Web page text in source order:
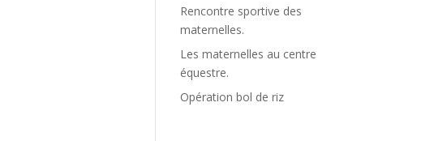
Rencontre sportive des
maternelles.
Les maternelles au centre
équestre.
Opération bol de riz